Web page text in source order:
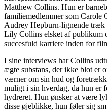
Matthew Collins. Hun er
familiemedlemmer som
Audrey Hepburn-lignende træk
Lily Collins elsket af publikum
succesfuld karriere inden for
I sine interviews har Collins
ægte substans, der ikke blot er
værner om sin hud og
muligt i sin hverdag, da hun er
hydreret. Hun ønsker at være
disse øjeblikke, hun føler sig